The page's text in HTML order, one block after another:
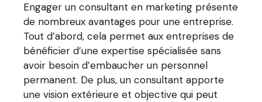
Engager un consultant en marketing présente
de nombreux avantages pour une entreprise.
Tout d’abord, cela permet aux entreprises de
bénéficier d’une expertise spécialisée sans
avoir besoin d’embaucher un personnel
permanent. De plus, un consultant apporte
une vision extérieure et objective qui peut